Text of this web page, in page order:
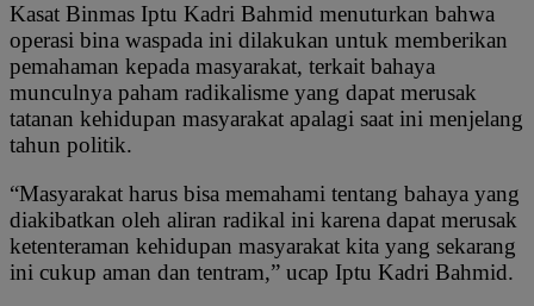
Kasat Binmas Iptu Kadri Bahmid menuturkan bahwa
operasi bina waspada ini dilakukan untuk memberikan
pemahaman kepada masyarakat, terkait bahaya
munculnya paham radikalisme yang dapat merusak
tatanan kehidupan masyarakat apalagi saat ini menjelang
tahun politik.
“Masyarakat harus bisa memahami tentang bahaya yang
diakibatkan oleh aliran radikal ini karena dapat merusak
ketenteraman kehidupan masyarakat kita yang sekarang
ini cukup aman dan tentram,” ucap Iptu Kadri Bahmid.